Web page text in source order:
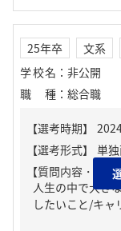
25年卒 文系
学校名 ： 非公開
職種 ： 総合職
【質問内容・課題
人生の中で大き
したいこと/キャ